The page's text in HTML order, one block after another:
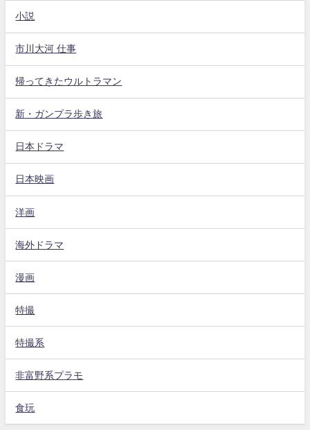
小説
市川大河 仕事
帰ってきたウルトラマン
新・ガンプラ歩き旅
日本ドラマ
日本映画
洋画
海外ドラマ
漫画
特撮
特撮系
非富野系プラモ
食玩